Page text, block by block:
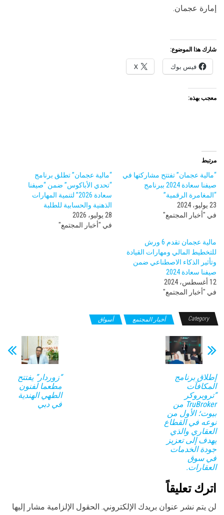
إمارة عجمان.
شارك هذا الموضوع:
فيس بوك X
معجب بهذه:
مرتبط
“مالية عجمان” تفتتح مشاركتها في
صيفنا سعادة 2024 ببرنامج
“المغامرة الرقمية”
23 يوليو، 2024
في "أخبار المجتمع"
“مالية عجمان” تطلق برنامج
“تحدي الأباكوس” ضمن “صيفنا
سعادة 2026” لتنمية المهارات
الذهنية والحسابية للطلبة
28 يوليو، 2026
في "أخبار المجتمع"
مالية عجمان تقدم 6 ورش
للتخطيط المالي ومهارات القيادة
وتأثير الذكاء الاصطناعي ضمن
صيفنا سعادة 2024
12 أغسطس، 2024
في "أخبار المجتمع"
Category أخبار المجتمع أسواق
“زوردار” يفتتح
مطعما لفنون
الطهي الهندية
في دبي
إطلاق برنامج
المكافآت
“تروبروكر
TruBroker من
بيوت؛ الأول من
نوعه في القطاع
العقاري والذي
يهدف إلى تعزيز
جودة الخدمات
في سوق
العقارات.
اترك تعليقاً
لن يتم نشر عنوان بريدك الإلكتروني. الحقول الإلزامية مشار إليها